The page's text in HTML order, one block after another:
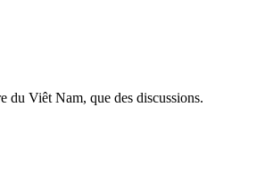
du Viêt Nam, que des discussions.